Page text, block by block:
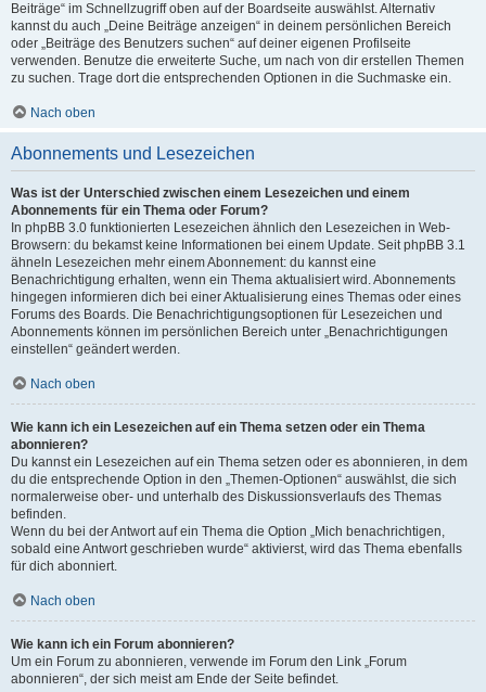
Beiträge“ im Schnellzugriff oben auf der Boardseite auswählst. Alternativ
kannst du auch „Deine Beiträge anzeigen“ in deinem persönlichen Bereich
oder „Beiträge des Benutzers suchen“ auf deiner eigenen Profilseite
verwenden. Benutze die erweiterte Suche, um nach von dir erstellen Themen
zu suchen. Trage dort die entsprechenden Optionen in die Suchmaske ein.
Nach oben
Abonnements und Lesezeichen
Was ist der Unterschied zwischen einem Lesezeichen und einem
Abonnements für ein Thema oder Forum?
In phpBB 3.0 funktionierten Lesezeichen ähnlich den Lesezeichen in Web-
Browsern: du bekamst keine Informationen bei einem Update. Seit phpBB 3.1
ähneln Lesezeichen mehr einem Abonnement: du kannst eine
Benachrichtigung erhalten, wenn ein Thema aktualisiert wird. Abonnements
hingegen informieren dich bei einer Aktualisierung eines Themas oder eines
Forums des Boards. Die Benachrichtigungsoptionen für Lesezeichen und
Abonnements können im persönlichen Bereich unter „Benachrichtigungen
einstellen“ geändert werden.
Nach oben
Wie kann ich ein Lesezeichen auf ein Thema setzen oder ein Thema
abonnieren?
Du kannst ein Lesezeichen auf ein Thema setzen oder es abonnieren, in dem
du die entsprechende Option in den „Themen-Optionen“ auswählst, die sich
normalerweise ober- und unterhalb des Diskussionsverlaufs des Themas
befinden.
Wenn du bei der Antwort auf ein Thema die Option „Mich benachrichtigen,
sobald eine Antwort geschrieben wurde“ aktivierst, wird das Thema ebenfalls
für dich abonniert.
Nach oben
Wie kann ich ein Forum abonnieren?
Um ein Forum zu abonnieren, verwende im Forum den Link „Forum
abonnieren“, der sich meist am Ende der Seite befindet.